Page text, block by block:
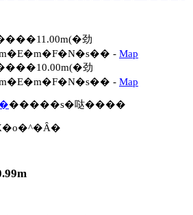
劲
- Map
劲
- Map
�����s�哒����